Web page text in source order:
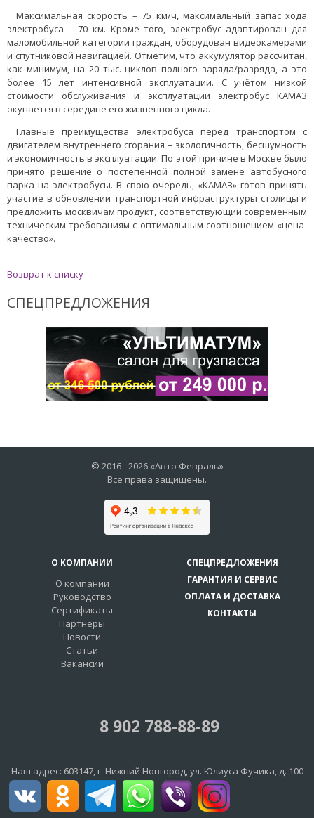
Максимальная скорость – 75 км/ч, максимальный запас хода
электробуса – 70 км. Кроме того, электробус адаптирован для
маломобильной категории граждан, оборудован видеокамерами
и спутниковой навигацией. Отметим, что аккумулятор рассчитан,
как минимум, на 20 тыс. циклов полного заряда/разряда, а это
более 15 лет интенсивной эксплуатации. С учётом низкой
стоимости обслуживания и эксплуатации электробус КАМАЗ
окупается в середине его жизненного цикла.
Главные преимущества электробуса перед транспортом с
двигателем внутреннего сгорания – экологичность, бесшумность
и экономичность в эксплуатации. По этой причине в Москве было
принято решение о постепенной полной замене автобусного
парка на электробусы. В свою очередь, «КАМАЗ» готов принять
участие в обновлении транспортной инфраструктуры столицы и
предложить москвичам продукт, соответствующий современным
техническим требованиям с оптимальным соотношением «цена-
качество».
Возврат к списку
СПЕЦПРЕДЛОЖЕНИЯ
© 2016 -2026 «Авто Февраль»
Все права защищены.
О КОМПАНИИ
О компании
Руководство
Сертификаты
Партнеры
Новости
Статьи
Вакансии
СПЕЦПРЕДЛОЖЕНИЯ
ГАРАНТИЯ И СЕРВИС
ОПЛАТА И ДОСТАВКА
КОНТАКТЫ
8 902 788-88-89
Наш адрес: 603147, г. Нижний Новгород,ул. Юлиуса Фучика, д. 100